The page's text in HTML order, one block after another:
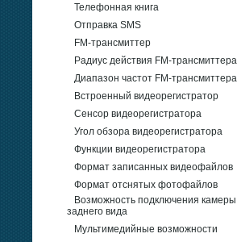
Телефонная книга
Отправка SMS
FM-трансмиттер
Радиус действия FM-трансмиттера
Диапазон частот FM-трансмиттера
Встроенный видеорегистратор
Сенсор видеорегистратора
Угол обзора видеорегистратора
Функции видеорегистратора
Формат записанных видеофайлов
Формат отснятых фотофайлов
Возможность подключения камеры
заднего вида
Мультимедийные возможности